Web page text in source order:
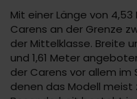
Mit einer Länge von
Carens an der Grenze
der Mittelklasse. Breite
und 1,61 Meter
der Carens vor allem
denen das Modell meist